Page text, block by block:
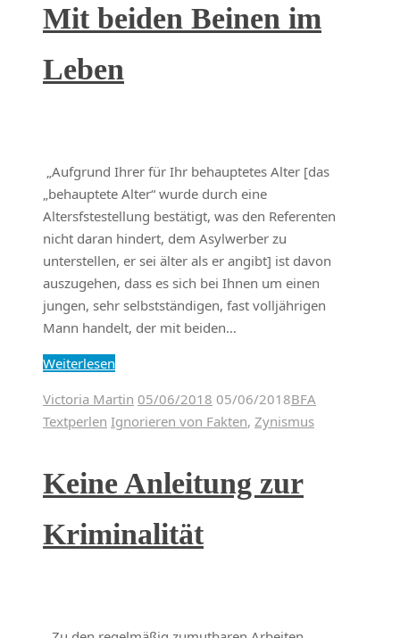
Mit beiden Beinen im
Leben
„Aufgrund Ihrer für Ihr behauptetes Alter [das
„behauptete Alter“ wurde durch eine
Altersfstestellung bestätigt, was den Referenten
nicht daran hindert, dem Asylwerber zu
unterstellen, er sei älter als er angibt] ist davon
auszugehen, dass es sich bei Ihnen um einen
jungen, sehr selbstständigen, fast volljährigen
Mann handelt, der mit beiden…
Weiterlesen
Victoria Martin 05/06/2018 05/06/2018BFA
Textperlen Ignorieren von Fakten, Zynismus
Keine Anleitung zur
Kriminalität